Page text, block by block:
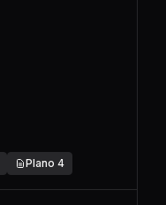
Plano 4